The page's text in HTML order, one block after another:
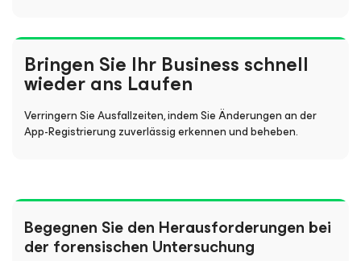
Bringen Sie Ihr Business schnell
wieder ans Laufen
Verringern Sie Ausfallzeiten, indem Sie Änderungen an der
App-Registrierung zuverlässig erkennen und beheben.
Begegnen Sie den Herausforderungen bei
der forensischen Untersuchung